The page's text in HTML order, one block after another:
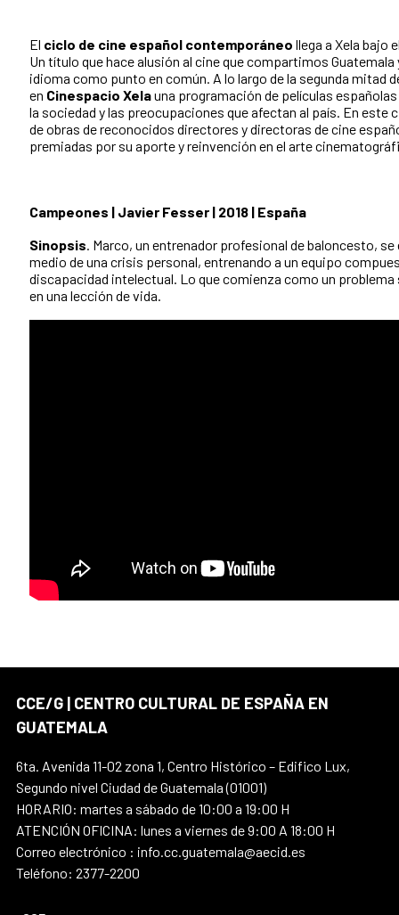
El ciclo de cine español contemporáneo llega a Xela bajo
Un título que hace alusión al cine que compartimos Guatemala
idioma como punto en común. A lo largo de la segunda mitad
en Cinespacio Xelauna programación de películas
la sociedad y las preocupaciones que afectan al país. En este
de obras de reconocidos directores y directoras de cine
premiadas por su aporte y reinvención en el arte
Campeones | Javier Fesser | 2018 | España
Sinopsis . Marco, un entrenador profesional de baloncesto, se
medio de una crisis personal, entrenando a un equipo
discapacidad intelectual. Lo que comienza como un
en una lección de vida.
CCE/G | CENTRO CULTURAL DE ESPAÑA EN
GUATEMALA
6ta. Avenida 11-02 zona 1, Centro Histórico – Edifico Lux,
Segundo nivel Ciudad de Guatemala (01001)
HORARIO: martes a sábado de 10:00 a 19:00 H
ATENCIÓN OFICINA: lunes a viernes de 9:00 A 18:00 H
Correo electrónico : info.cc.guatemala@aecid.es
Teléfono: 2377-2200